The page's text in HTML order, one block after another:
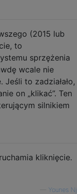
(2015 lub
to
sprzężenia
wcale nie
to zadziałało,
on „klikać”. Ten
silnikiem
kliknięcie.
Younes Nj